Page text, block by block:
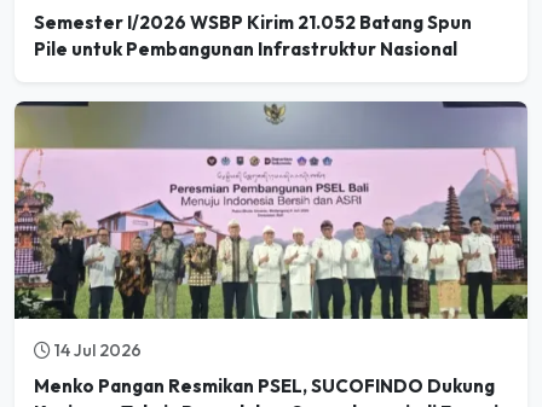
Semester I/2026 WSBP Kirim 21.052 Batang Spun
Pile untuk Pembangunan Infrastruktur Nasional
14 Jul 2026
Menko Pangan Resmikan PSEL, SUCOFINDO Dukung